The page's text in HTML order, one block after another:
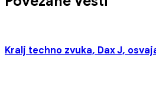
Kralj techno zvuka, Dax J,